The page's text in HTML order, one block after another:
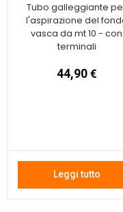
Tubo galleggiante
l'aspirazione del
vasca da mt 10 - con
terminali
44,90 €
Leggi tutto